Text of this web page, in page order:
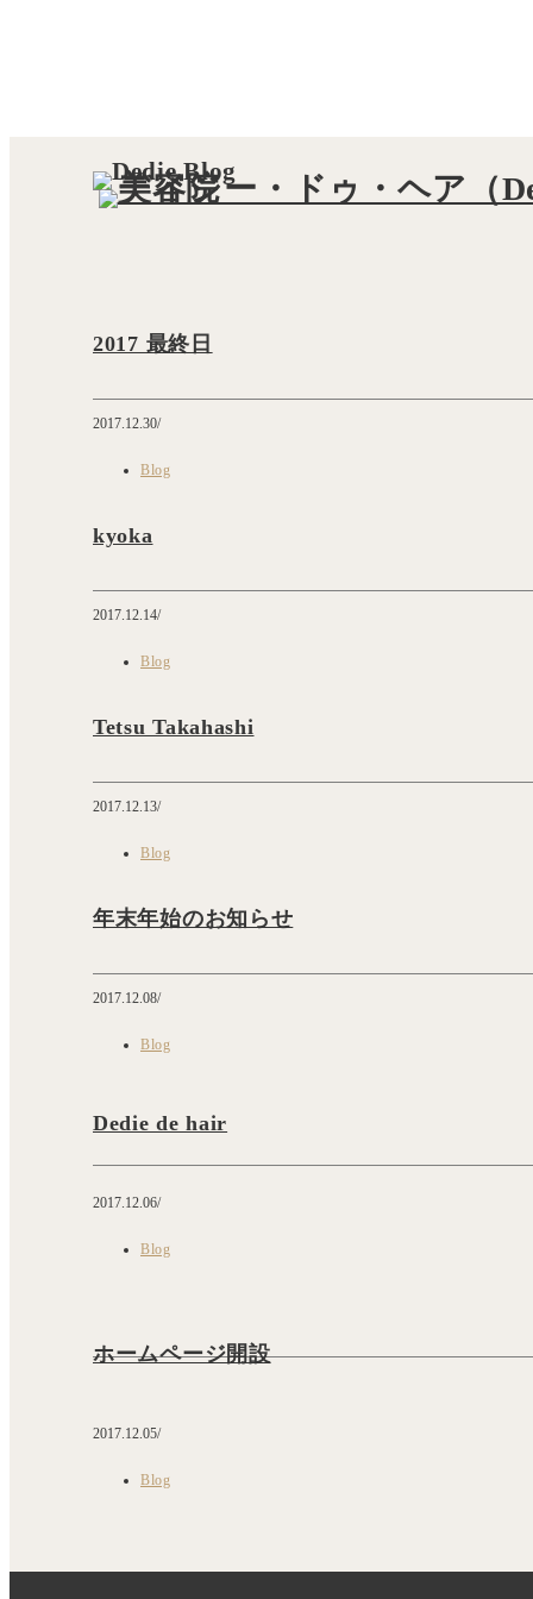
2017 最終日
2017.12.30
Blog
kyoka
2017.12.14
Blog
Tetsu Takahashi
2017.12.13
Blog
年末年始のお知らせ
2017.12.08
Blog
Dedie de hair
2017.12.06
Blog
ホームページ開設
2017.12.05
Blog